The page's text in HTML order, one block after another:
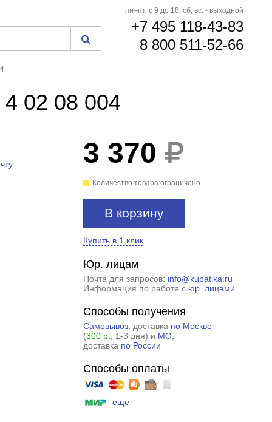
пн–пт, с 9 до 18; сб, вс: - выходной
+7 495 118-43-83
8 800 511-52-66
02 08 004
3 370
Количество товара ограничено
В корзину
Купить в 1 клик
Юр. лицам
Почта для запросов: info@kupatika.ru
Информация по работе с юр. лицами
Способы получения
Самовывоз, доставка по Москве
(300 р. , 1-3 дня) и МО,
доставка по России
Способы оплаты
еще